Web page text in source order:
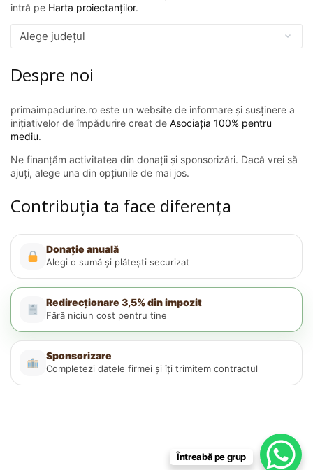
intră pe Harta proiectanților.
Despre noi
primaimpadurire.ro este un website de informare și susținere a
inițiativelor de împădurire creat de Asociația 100% pentru
mediu.
Ne finanțăm activitatea din donații și sponsorizări. Dacă vrei să
ajuți, alege una din opțiunile de mai jos.
Contribuția ta face diferența
Donație anuală
Alegi o sumă și plătești securizat
Redirecționare 3,5% din impozit
Fără niciun cost pentru tine
Sponsorizare
Completezi datele firmei și îți trimitem contractul
Întreabă pe grup